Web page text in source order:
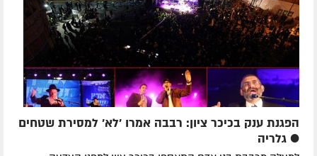
הפגנת ענק בכיכר ציון: רבבה אמרו 'לא' למסירת שטחים
● גלריה